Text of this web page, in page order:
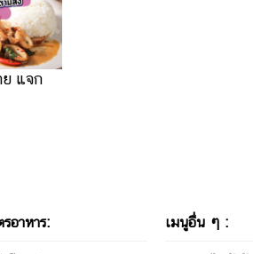
ย แจก
อาหาร: เมนูอื่น ๆ :